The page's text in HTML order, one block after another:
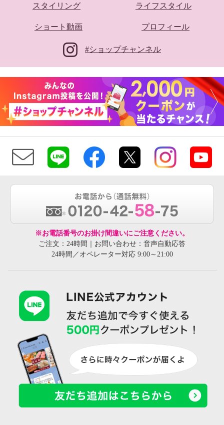
スタイリング ライフスタイル
ショート動画 プロフィール
#ショップチャンネル
※お電話番号のお掛け間違いにご注意ください。
ご注文：24時間｜お問い合わせ：音声自動応答
24時間／オペレーター対応 9:00～21:00